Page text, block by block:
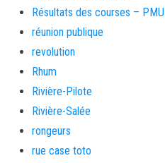
Résultats des courses – PMU
réunion publique
revolution
Rhum
Rivière-Pilote
Rivière-Salée
rongeurs
rue case toto